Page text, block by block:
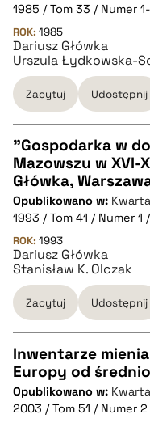
pobierz cytat
BIBTEX
pobierz cytat
1985 / Tom 33 / Numer
ROK: 1985
Dariusz Główka
Urszula Łydkowska-
Zacytuj Udostępnij
CZYSTY TEKST
pobierz cytat
BIBTEX
pobierz cytat
"Gospodarka w
Mazowszu w XVI-
Główka,
Opublikowano w:
1993 / Tom 41 / Numer 1
ROK: 1993
Dariusz Główka
Stanisław K. OIczak
Zacytuj Udostępnij
CZYSTY TEKST
Inwentarze
Europy od
Opublikowano w:
2003 / Tom 51 / Numer